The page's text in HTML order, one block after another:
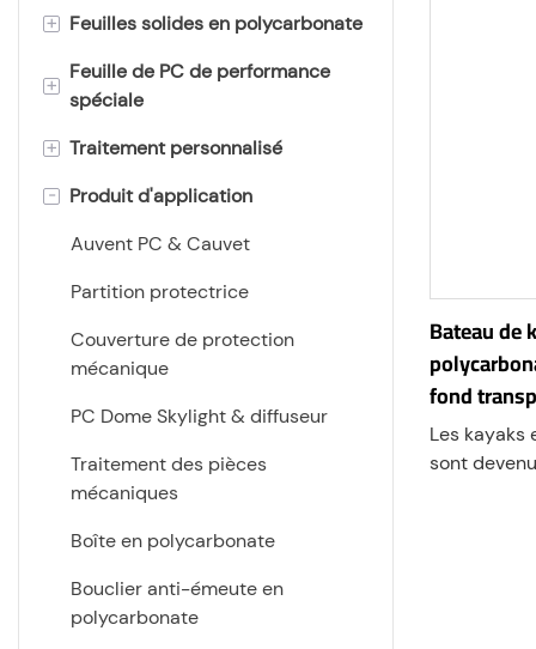
+ Feuilles solides en polycarbonate
Feuille plate de polycarbonate
Feuille de polycarbonate givrée
feuille de diffuseur de lumière
en polycarbonate
Feuille de polycarbonate
épaisses
prisme
+ Feuille de PC de performance
spéciale
Feuilles de polycarbonate UV
Feuille de polycarbonate ESD
Feuille de polycarbonate
résistante aux rayures
antireflet
Feuilles de polycarbonate
antibuée
+ Traitement personnalisé
Graver et percer
Faux
Collage
Fraisage des bords
Thermoformage
Impression Soie/UV
Absorption du plastique
-
Produit d'application
Auvent PC & Cauvet
Partition protectrice
Couverture de protection
mécanique
PC Dome Skylight & diffuseur
Traitement des pièces
mécaniques
Boîte en polycarbonate
Bouclier anti-émeute en
polycarbonate
Bateau de
fond
récréatives
Les kayaks
sont